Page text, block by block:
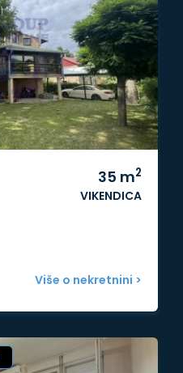
35 m2
VIKENDICA
Više o nekretnini >